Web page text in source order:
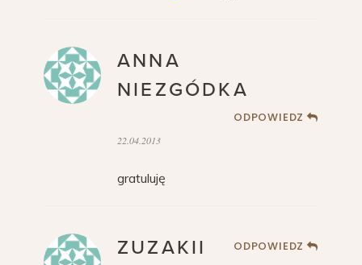
ANNA
NIEZGÓDKA
ODPOWIEDZ
22.04.2013
gratuluję
ZUZAKII ODPOWIEDZ